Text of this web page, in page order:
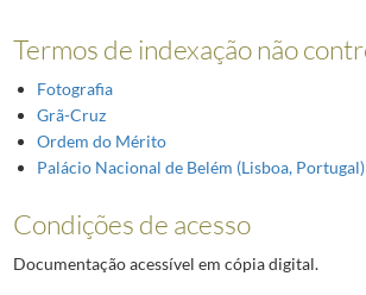
Termos de indexação não
Fotografia
Grã-Cruz
Ordem do Mérito
Palácio Nacional de Belém (Lisboa, Portugal)
Condições de acesso
Documentação acessível em cópia digital.